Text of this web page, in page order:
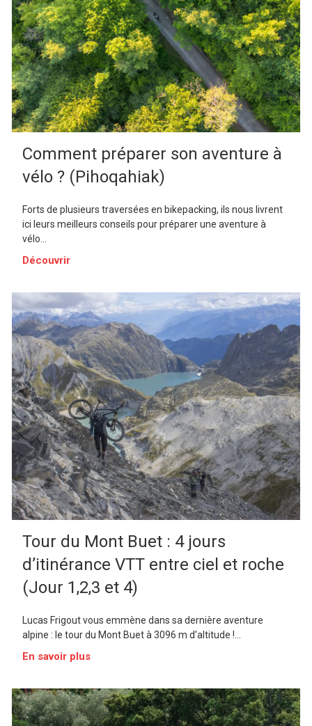
Comment préparer son aventure à
vélo ? (Pihoqahiak)
Forts de plusieurs traversées en bikepacking, ils nous livrent
ici leurs meilleurs conseils pour préparer une aventure à
vélo...
Découvrir
Tour du Mont Buet : 4 jours
d’itinérance VTT entre ciel et roche
(Jour 1,2,3 et 4)
Lucas Frigout vous emmène dans sa dernière aventure
alpine : le tour du Mont Buet à 3096 m d’altitude !...
En savoir plus